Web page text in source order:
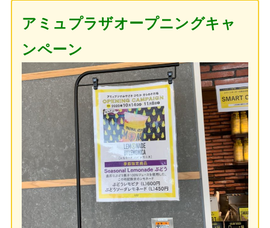
アミュプラザオープニングキャ
ンペーン